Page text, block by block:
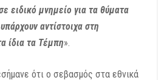
ειδικό μνημείο για τα θύματα
αντίστοιχα στη
ίδια τα Τέμπη».
ότι ο σεβασμός στα εθνικά